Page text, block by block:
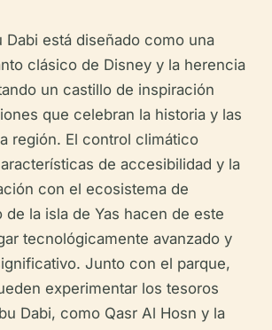
Dabi está diseñado como una
clásico de Disney y la herencia
un castillo de inspiración
que celebran la historia y las
región. El control climático
de accesibilidad y la
con el ecosistema de
de la isla de Yas hacen de este
tecnológicamente avanzado y
Junto con el parque,
experimentar los tesoros
Dabi, como Qasr Al Hosn y la